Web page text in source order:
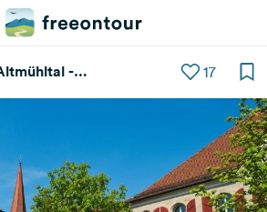
-
17